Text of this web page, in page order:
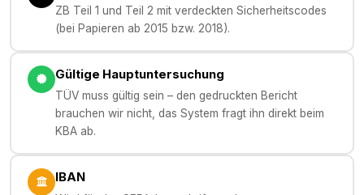
ZB Teil 1 und Teil 2 mit verdeckten Sicherheitscodes
(bei Papieren ab 2015 bzw. 2018).
Gültige Hauptuntersuchung
TÜV muss gültig sein – den gedruckten Bericht
brauchen wir nicht, das System fragt ihn direkt beim
KBA ab.
IBAN